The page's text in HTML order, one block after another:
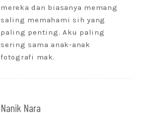
mereka dan biasanya memang
saling memahami sih yang
paling penting. Aku paling
sering sama anak-anak
fotografi mak.
Nanik Nara